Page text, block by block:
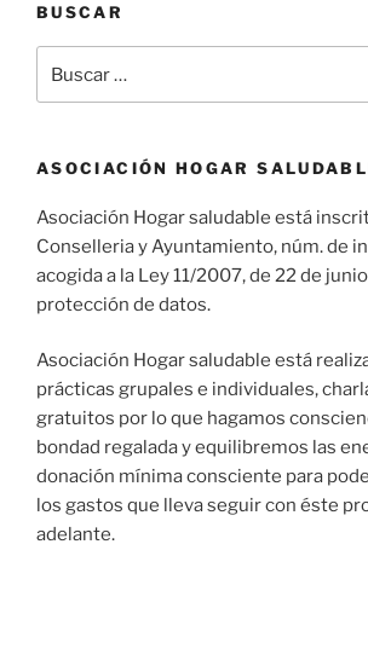
BUSCAR
por:
ASOCIACIÓN HOGAR
Asociación Hogar saludable está
Conselleria y Ayuntamiento, núm. de
acogida a la Ley 11/2007, de 22 de
protección de datos.
Asociación Hogar saludable está
prácticas grupales e individuales,
gratuitos por lo que hagamos
bondad regalada y equilibremos las
donación mínima consciente para
los gastos que lleva seguir con éste
adelante.